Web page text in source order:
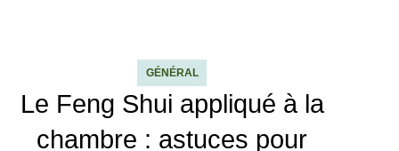
GÉNÉRAL
Le Feng Shui appliqué à la
chambre : astuces pour